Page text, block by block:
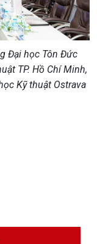
Đại học Tôn Đức
TP. Hồ Chí Minh,
Kỹ thuật Ostrava